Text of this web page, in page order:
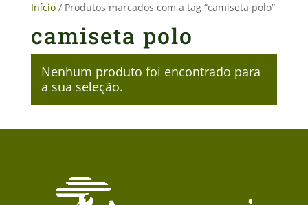
Início/ Produtos marcados com a tag “camiseta polo”
camiseta polo
Nenhum produto foi encontrado para
a sua seleção.